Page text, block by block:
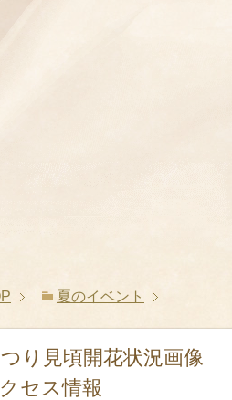
夏のイベント
り見頃開花状況画像
セス情報